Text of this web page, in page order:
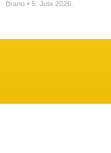
Brano 5. Jula 2026.